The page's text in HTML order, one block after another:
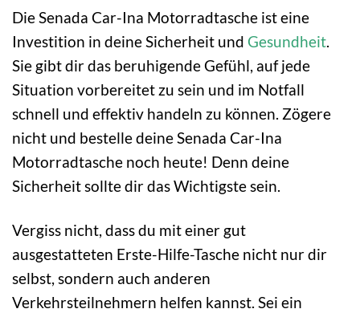
Die Senada Car-Ina Motorradtasche ist eine
Investition in deine Sicherheit und Gesundheit
Sie gibt dir das beruhigende Gefühl, auf jede
Situation vorbereitet zu sein und im Notfall
schnell und effektiv handeln zu können. Zögere
nicht und bestelle deine Senada Car-Ina
Motorradtasche noch heute! Denn deine
Sicherheit sollte dir das Wichtigste sein.
Vergiss nicht, dass du mit einer gut
ausgestatteten Erste-Hilfe-Tasche nicht nur dir
selbst, sondern auch anderen
Verkehrsteilnehmern helfen kannst. Sei ein